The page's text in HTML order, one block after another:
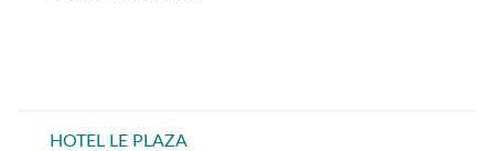
HOTEL LE PLAZA